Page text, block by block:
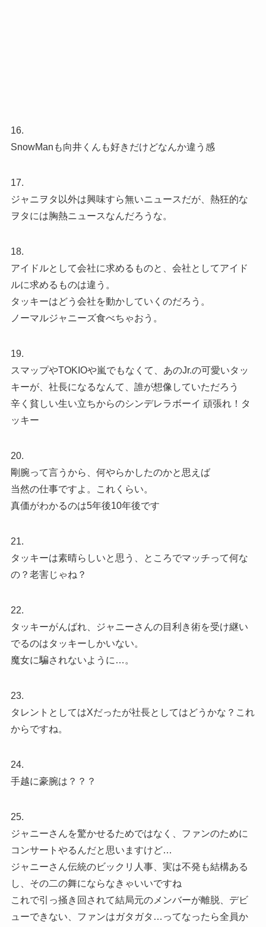
16.
SnowManも向井くんも好きだけどなんか違う感
17.
ジャニヲタ以外は興味すら無いニュースだが、熱狂的な
ヲタには胸熱ニュースなんだろうな。
18.
アイドルとして会社に求めるものと、会社としてアイド
ルに求めるものは違う。
タッキーはどう会社を動かしていくのだろう。
ノーマルジャニーズ食べちゃおう。
19.
スマップやTOKIOや嵐でもなくて、あのJr.の可愛いタッ
キーが、社長になるなんて、誰が想像していただろう
辛く貧しい生い立ちからのシンデレラボーイ 頑張れ！タ
ッキー
20.
剛腕って言うから、何やらかしたのかと思えば
当然の仕事ですよ。これくらい。
真価がわかるのは5年後10年後です
21.
タッキーは素晴らしいと思う、ところでマッチって何な
の？老害じゃね？
22.
タッキーがんばれ、ジャニーさんの目利き術を受け継い
でるのはタッキーしかいない。
魔女に騙されないように…。
23.
タレントとしてはXだったが社長としてはどうかな？これ
からですね。
24.
手越に豪腕は？？？
25.
ジャニーさんを驚かせるためではなく、ファンのために
コンサートやるんだと思いますけど…
ジャニーさん伝統のビックリ人事、実は不発も結構ある
し、その二の舞にならなきゃいいですね
これで引っ掻き回されて結局元のメンバーが離脱、デビ
ューできない、ファンはガタガタ…ってなったら全員か